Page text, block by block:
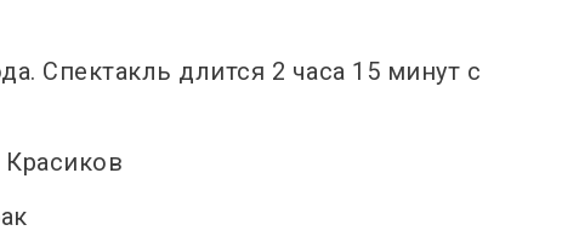
Спектакль длится 2 часа 15 минут с